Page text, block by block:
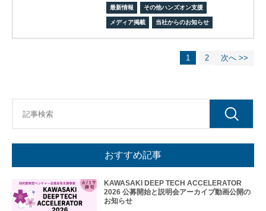
ラボ
ネス
マッ
グ
イノ
ベー
ショ
最新情報 その他ハンズオン支援
メディア掲載 当社からのお知らせ
1 2 次へ >>
おすすめ記事
KAWASAKI DEEP TECH ACCELERATOR
2026 公募開始と説明会アーカイブ動画公開の
お知らせ